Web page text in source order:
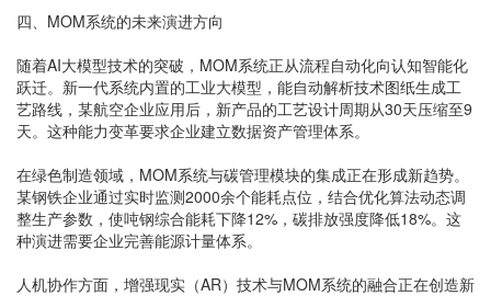
四、MOM系统的未来演进方向
随着AI大模型技术的突破，MOM系统正从流程自动化向认知智能化
跃迁。新一代系统内置的工业大模型，能自动解析技术图纸生成工
艺路线，某航空企业应用后，新产品的工艺设计周期从30天压缩至9
天。这种能力变革要求企业建立数据资产管理体系。
在绿色制造领域，MOM系统与碳管理模块的集成正在形成新趋势。
某钢铁企业通过实时监测2000余个能耗点位，结合优化算法动态调
整生产参数，使吨钢综合能耗下降12%，碳排放强度降低18%。这
种演进需要企业完善能源计量体系。
人机协作方面，增强现实（AR）技术与MOM系统的融合正在创造新